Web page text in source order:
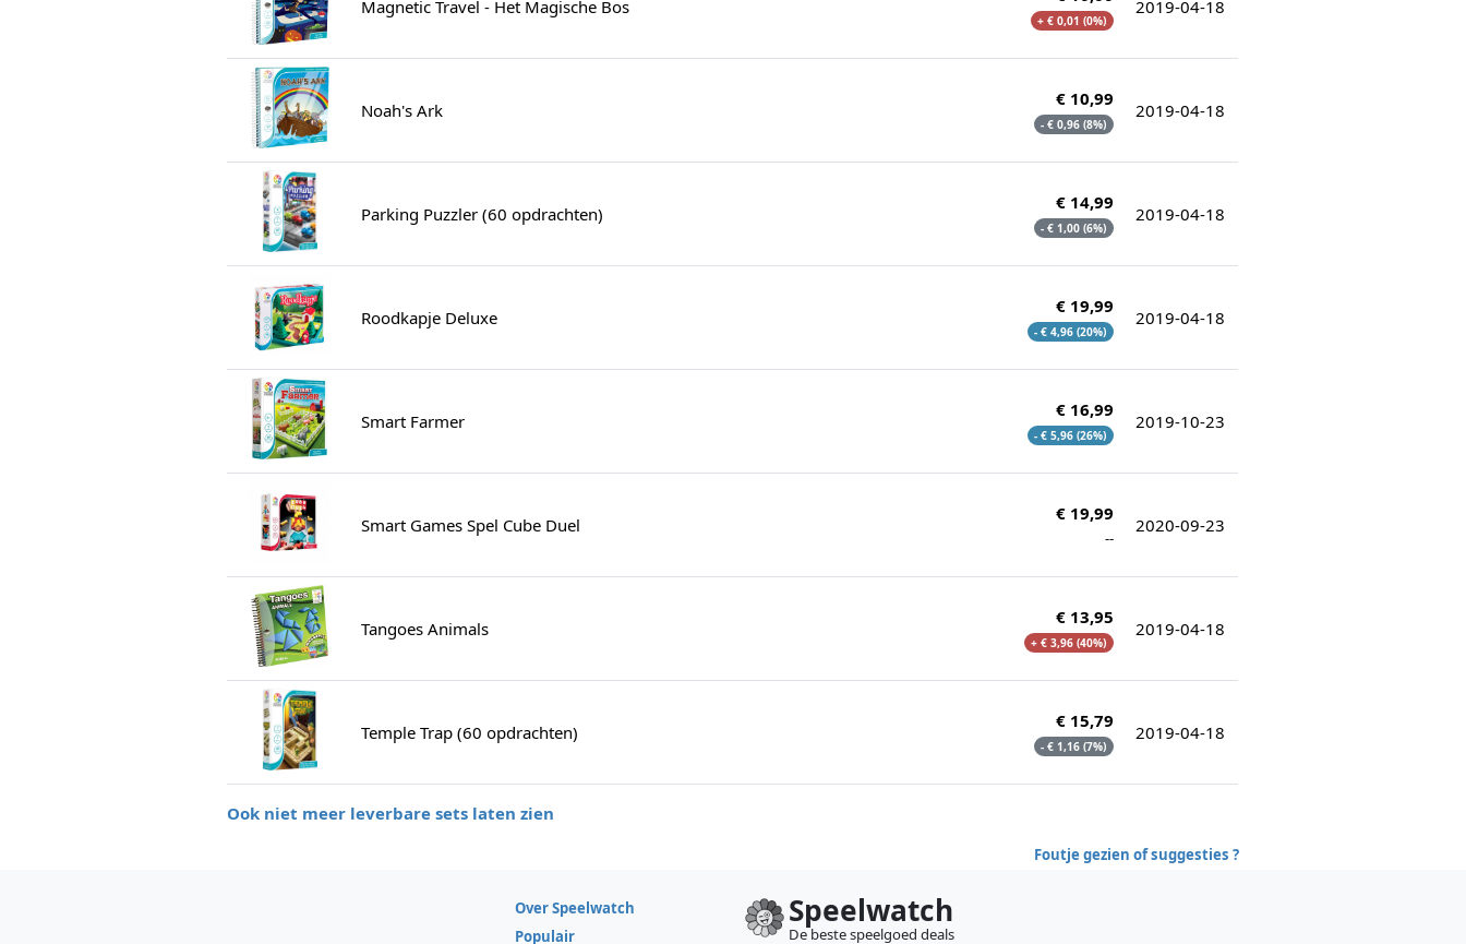
Magnetic Travel - Het Magische Bos
+ € 0,01 (0%)
2019-04-18
Noah's Ark
€ 10,99
- € 0,96 (8%)
2019-04-18
Parking Puzzler (60 opdrachten)
€ 14,99
- € 1,00 (6%)
2019-04-18
Roodkapje Deluxe
€ 19,99
- € 4,96 (20%)
2019-04-18
Smart Farmer
€ 16,99
- € 5,96 (26%)
2019-10-23
Smart Games Spel Cube Duel
€ 19,99
--
2020-09-23
Tangoes Animals
€ 13,95
+ € 3,96 (40%)
2019-04-18
Temple Trap (60 opdrachten)
€ 15,79
- € 1,16 (7%)
2019-04-18
Ook niet meer leverbare sets laten zien
Foutje gezien of suggesties ?
Over Speelwatch
Populair
Speelwatch
De beste speelgoed deals